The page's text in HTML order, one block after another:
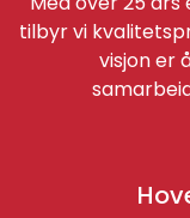
tilbyr vi
visjon er